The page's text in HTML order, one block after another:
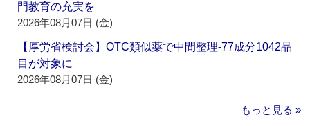
門教育の充実を
2026年08月07日 (金)
【厚労省検討会】OTC類似薬で中間整理‐77成分1042品
目が対象に
2026年08月07日 (金)
もっと見る »